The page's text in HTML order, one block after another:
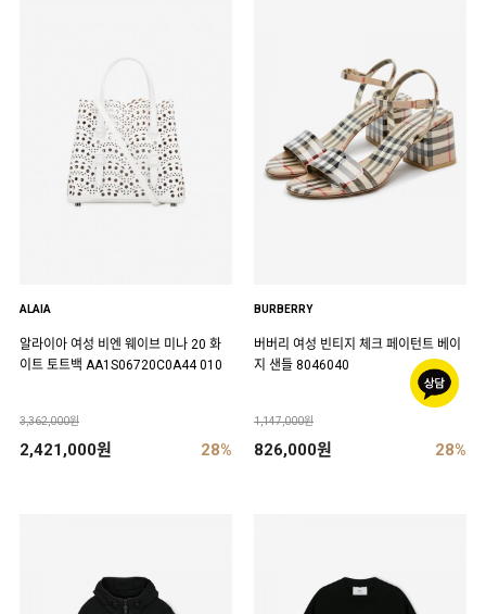
ALAIA
알라이아 여성 비엔 웨이브 미나 20 화
이트 토트백 AA1S06720C0A44 010
3,362,000원
2,421,000원 28%
BURBERRY
버버리 여성 빈티지 체크 페이턴트 베이
지 샌들 8046040
1,147,000원
826,000원 28%